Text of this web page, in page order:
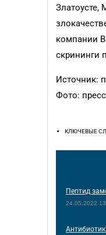
Златоусте,
компании
скрининги
Источник:
Фото:
КЛЮЧЕВЫЕ
Пептид
24.05.2022